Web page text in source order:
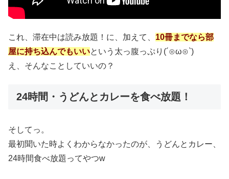
これ、滞在中は読み放題！に、加えて、 10冊までなら部
屋に持ち込んでもいいという太っ腹っぷり(´⊙ω⊙`)
え、そんなことしていいの？
24時間・うどんとカレーを食べ放題！
そしてっ。
最初聞いた時よくわからなかったのが、うどんとカレー、
24時間食べ放題ってやつw